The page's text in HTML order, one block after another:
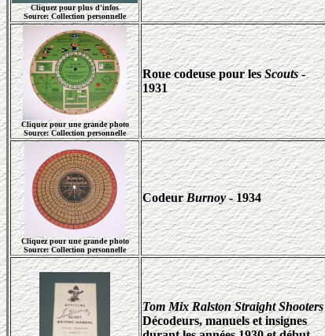
Cliquez pour plus d'infos
Source: Collection personnelle
Cliquez pour une grande photo
Source: Collection personnelle
Roue codeuse pour lesScouts-
1931
Cliquez pour une grande photo
Source: Collection personnelle
CodeurBurnoy- 1934
Tom Mix Ralston Straight Shooters
Décodeurs, manuels et insignes